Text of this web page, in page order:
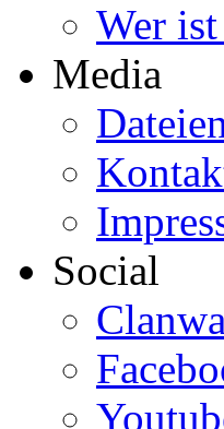
Wer
Media
Social